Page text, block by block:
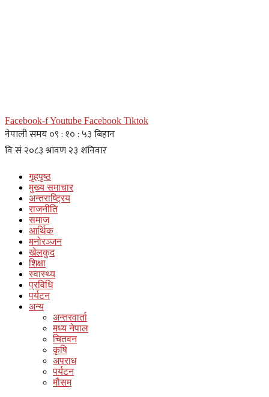
Facebook-fYoutube Facebook Tiktok
गृहपृष्ठ
मुख्य समाचार
अन्तराष्ट्रिय
राजनीति
समाज
आर्थिक
मनोरञ्जन
खेलकुद
शिक्षा
स्वास्थ्य
प्रविधि
पर्यटन
अन्य
अन्तरवार्ता
मध्य नेपाल
चितवन
कृषि
अपराध
पर्यटन
मौसम